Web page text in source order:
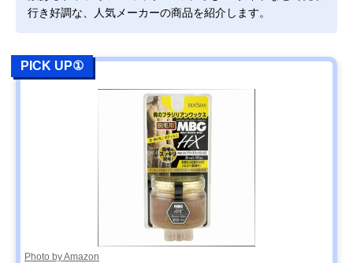
クラシエホームプ
ロダクツ エピラッ
ト 脱毛エステ ハ
スパチュラに付け
やすいチューブタ
イプ
140g
武内製薬 REPICA
アイブロー・フェ
イシャル用ハード
やさしく広がるコ
コナッツの香り
ゴッソ(GOSSO)
ブラジリアンワッ
クス鼻毛脱毛3回
手軽に身だしなみ
を整えよう！
トリコインダスト
リピーター向きの
行き好調な、人気メーカーの商品を紹介します。
PICK UP①
Photo by Amazon